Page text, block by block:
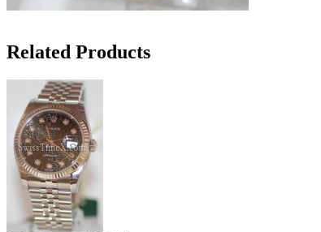
Related Products